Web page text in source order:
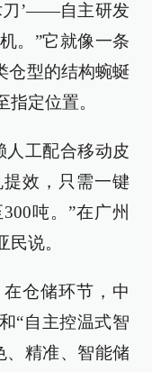
刀’——自主研发
。”它就像一条
仓型的结构蜿蜒
定位置。
人工配合移动皮
效，只需一键
吨。”在广州
说。
仓储环节，中
“自主控温式智
、精准、智能储